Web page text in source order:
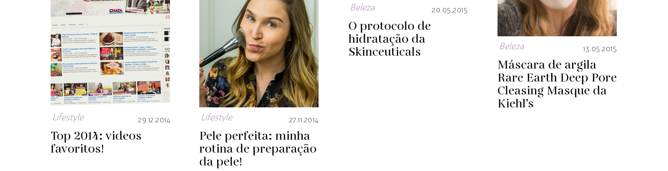
Beleza 20.05.2015
O protocolo de
hidratação da
Skinceuticals Beleza 13.05.2015
Máscara de argila
Rare Earth Deep Pore
Cleasing Masque da
Kiehl’s
Lifestyle 29.12.2014
Top 2014: videos
favoritos!
Lifestyle 27.11.2014
Pele perfeita: minha
rotina de preparação
da pele!